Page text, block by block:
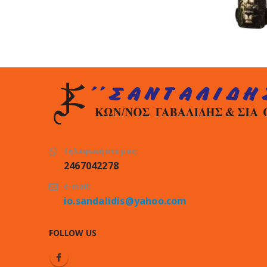
Τηλεφωνήστε μας:
2467042278
e-mail:
io.sandalidis@yahoo.com
FOLLOW US